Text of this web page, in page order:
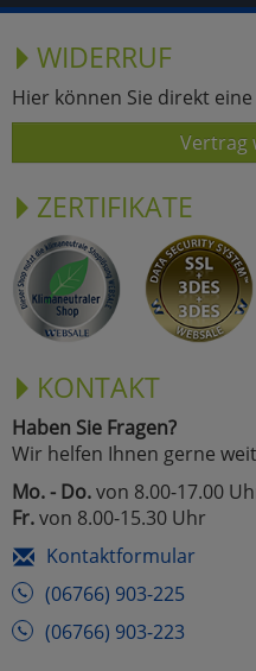
WIDERRUF
Hier können Sie direkt
Vertrag
ZERTIFIKATE
KONTAKT
Haben Sie Fragen?
Wir helfen Ihnen gerne
Mo. - Do.von 8.00-17.00
Fr.von 8.00-15.30 Uhr
Kontaktformular
(06766) 903-225
(06766) 903-223